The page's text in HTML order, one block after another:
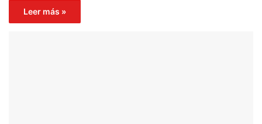
Leer más »